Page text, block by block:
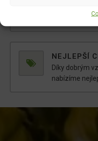
informováni o
NEJLEPŠÍ
Díky dobrým
nabízíme